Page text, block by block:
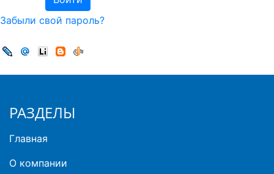
Забыли свой пароль?
РАЗДЕЛЫ
Главная
О компании